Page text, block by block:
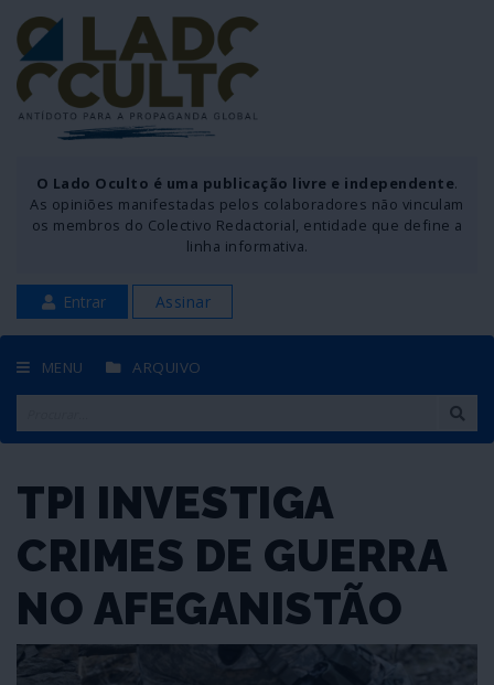
O Lado Oculto é uma publicação livre e independente.
As opiniões manifestadas pelos colaboradores não vinculam
os membros do Colectivo Redactorial, entidade que define a
linha informativa.
Entrar Assinar
MENU ARQUIVO
TPI INVESTIGA
CRIMES DE GUERRA
NO AFEGANISTÃO